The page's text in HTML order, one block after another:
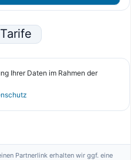
Partnerlink erhalten wir ggf. eine